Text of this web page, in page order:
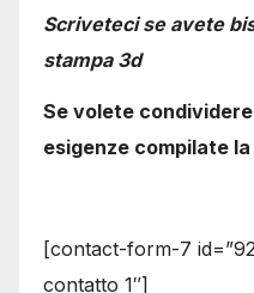
Scriveteci se avete
stampa 3d
Se volete
esigenze compilate
[contact-form-7
contatto 1″]